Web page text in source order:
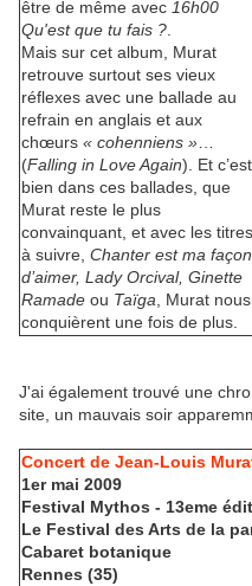
être de même avec 16h00
Qu'est que tu fais ?
Mais sur cet album, Murat
retrouve surtout ses vieux
réflexes avec une ballade au
refrain en anglais et aux
chœurs « cohenniens »
(Falling in Love Again). Et c’est
bien dans ces ballades, que
Murat reste le plus
convainquant, et avec les titres
à suivre, Chanter est ma façon
d’aimer, Lady Orcival, Ginette
Ramade ou Taïga , Murat nous
conquièrent une fois de plus.
J'ai également trouvé une
site, un mauvais soir
Concert de Jean-Louis
1er mai 2009
Festival Mythos - 13eme
Le Festival des Arts de la
Cabaret botanique
Rennes (35)